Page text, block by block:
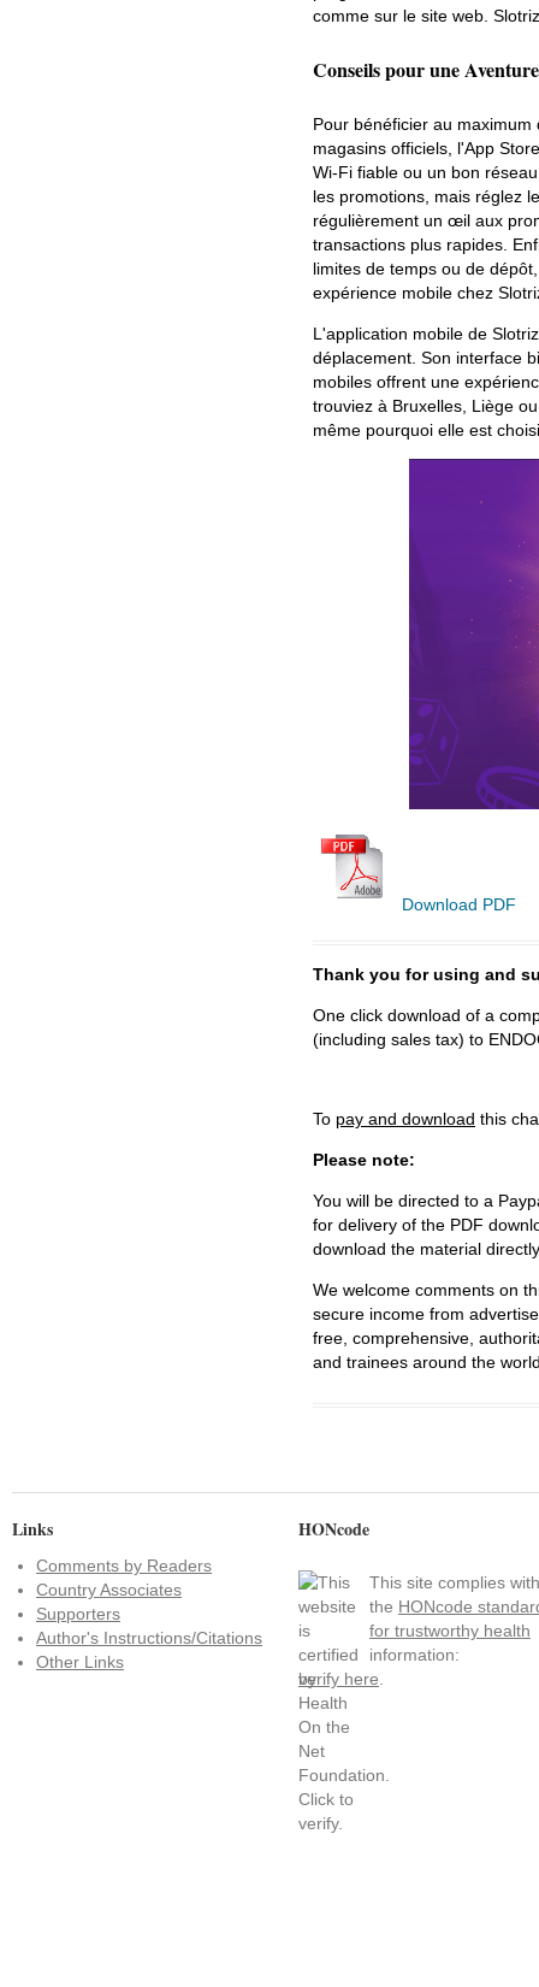
comme sur le site web.
Conseils pour une
Pour bénéficier au
magasins officiels, l'App
Wi-Fi fiable ou un bon
les promotions, mais réglez
régulièrement un œil aux
transactions plus rapides.
limites de temps ou de
expérience mobile chez
L'application mobile de
déplacement. Son interface
mobiles offrent une
trouviez à Bruxelles, Liège
même pourquoi elle est
Download PDF
Thank you for using and
One click download of a
(including sales tax) to
To pay and download this
Please note:
You will be directed to a
for delivery of the PDF
download the material
We welcome comments on
secure income from
free, comprehensive,
and trainees around the
Links
Comments by Readers
Country Associates
Supporters
Author's Instructions/Citations
Other Links
HONcode
This site complies with
the HONcode
for trustworthy health
information:
verify here